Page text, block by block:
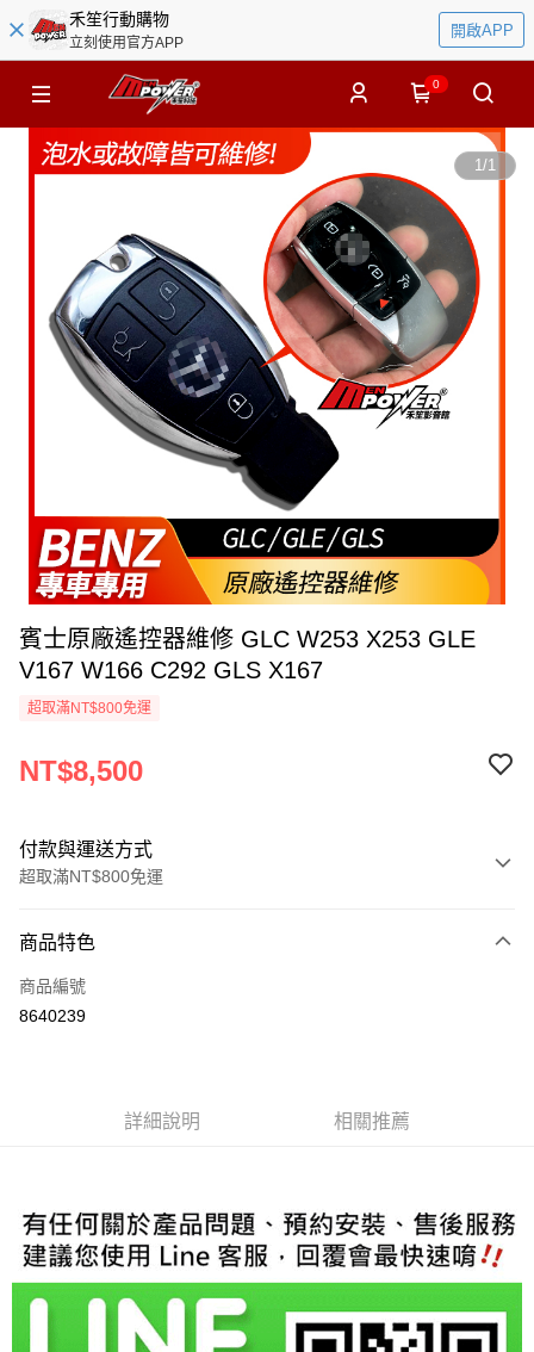
禾笙行動購物
立刻使用官方APP
開啟APP
0
1/1
賓士原廠遙控器維修 GLC W253 X253 GLE
V167 W166 C292 GLS X167
超取滿NT$800免運
NT$8,500
付款與運送方式
超取滿NT$800免運
信用卡一次付款
信用卡分期付款
上海商業儲蓄銀行
台北富邦商業銀行
聯邦商業銀行
遠東國際商業銀行
元大商業銀行
永豐商業銀行
台新國際商業銀行
台灣樂天信用卡公司
合作金庫商業銀行
第一商業銀行
臺灣中小企業銀行
台中商業銀行
匯豐（台灣）商業銀行
華泰商業銀行
聯邦商業銀行
遠東國際商業銀行
元大商業銀行
永豐商業銀行
玉山商業銀行
星展（台灣）商業銀行
台新國際商業銀行
中國信託商業銀行
街口支付
悠遊付
商品特色
商品編號
8640239
詳細說明 相關推薦